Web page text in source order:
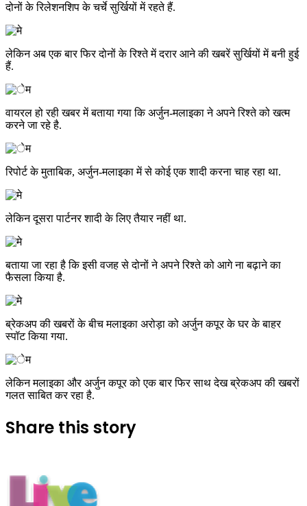
दोनों के रिलेशनशिप के चर्चे सुर्खियों में रहते हैं.
लेकिन अब एक बार फिर दोनों के रिश्ते में दरार आने की खबरें सुर्खियों में बनी हुई
हैं.
वायरल हो रही खबर में बताया गया कि अर्जुन-मलाइका ने अपने रिश्ते को खत्म
करने जा रहे है.
रिपोर्ट के मुताबिक, अर्जुन-मलाइका में से कोई एक शादी करना चाह रहा था.
लेकिन दूसरा पार्टनर शादी के लिए तैयार नहीं था.
बताया जा रहा है कि इसी वजह से दोनों ने अपने रिश्ते को आगे ना बढ़ाने का
फैसला किया है.
ब्रेकअप की खबरों के बीच मलाइका अरोड़ा को अर्जुन कपूर के घर के बाहर
स्पॉट किया गया.
लेकिन मलाइका और अर्जुन कपूर को एक बार फिर साथ देख ब्रेकअप की खबरों
गलत साबित कर रहा है.
Share this story